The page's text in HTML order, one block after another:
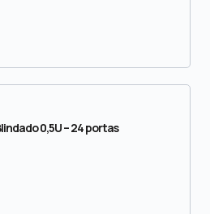
0,5U – 24 portas